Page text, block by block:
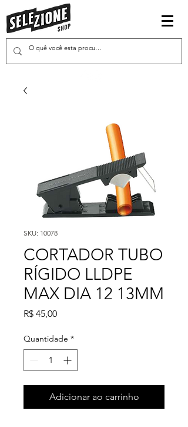
SKU: 10078
CORTADOR TUBO
RÍGIDO LLDPE
MAX DIA 12 13MM
R$ 45,00Preço
Quantidade *
Adicionar ao carrinho